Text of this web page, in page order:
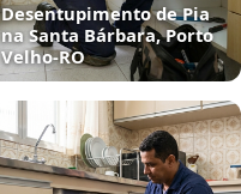
Desentupimento de Pia
na Santa Bárbara, Porto
Velho‑RO